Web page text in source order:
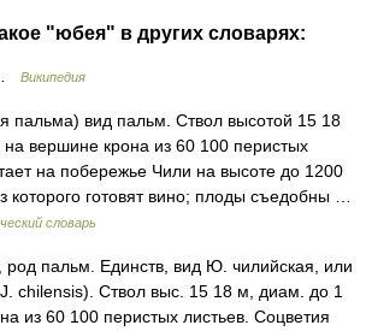
"юбея" в других словарях:
Википедия
пальма) вид пальм. Ствол высотой 15 18
вершине крона из 60 100 перистых
на побережье Чили на высоте до 1200
которого готовят вино; плоды съедобны …
словарь
пальм. Единств, вид Ю. чилийская, или
chilensis). Ствол выс. 15 18 м, диам. до 1
из 60 100 перистых листьев. Соцветия